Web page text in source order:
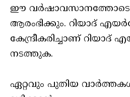
ഈ
ആരംഭിക്കും. റിയാദ്
കേന്ദ്രീകരിച്ചാണ്
നടത്തുക.
ഏറ്റവും പുതിയ